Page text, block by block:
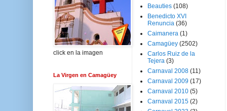
click en la imagen
La Virgen en Camagüey
Beauties (108)
Benedicto XVI
Renuncia (36)
Caimanera (1)
Camagüey (2502)
Carlos Ruiz de la
Tejera (3)
Carnaval 2008 (11)
Carnaval 2009 (17)
Carnaval 2010 (5)
Carnaval 2015 (2)